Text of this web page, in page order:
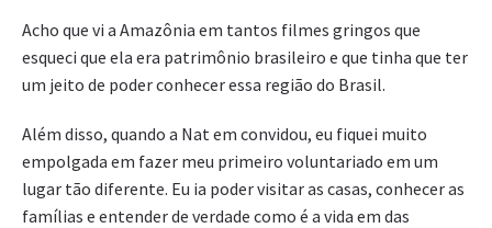
Acho que vi a Amazônia em tantos filmes gringos que
esqueci que ela era patrimônio brasileiro e que tinha que ter
um jeito de poder conhecer essa região do Brasil.
Além disso, quando a Nat em convidou, eu fiquei muito
empolgada em fazer meu primeiro voluntariado em um
lugar tão diferente. Eu ia poder visitar as casas, conhecer as
famílias e entender de verdade como é a vida em das